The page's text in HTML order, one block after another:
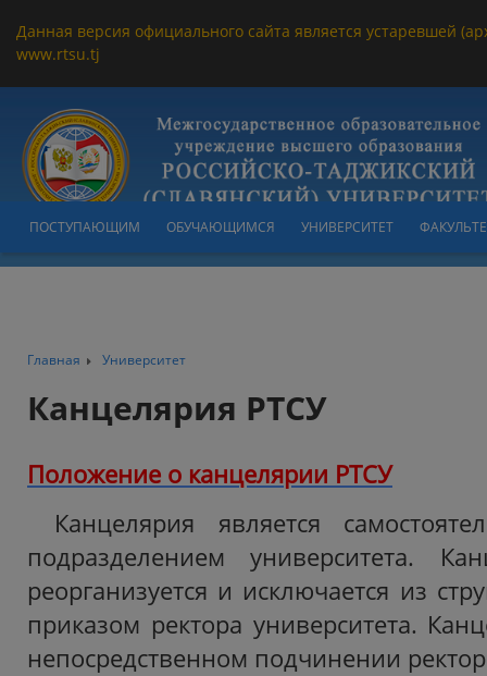
Данная версия официального сайта является устаревшей
www.rtsu.tj
ПОСТУПАЮЩИМ ОБУЧАЮЩИМСЯ УНИВЕРСИТЕТ
Главная Университет
Канцелярия РТСУ
Положение о канцелярии РТСУ
Канцелярия является
подразделением университета.
реорганизуется и исключается из
приказом ректора университета.
непосредственном подчинении